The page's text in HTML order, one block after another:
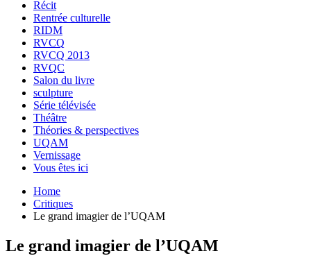
Récit
Rentrée culturelle
RIDM
RVCQ
RVCQ 2013
RVQC
Salon du livre
sculpture
Série télévisée
Théâtre
Théories & perspectives
UQAM
Vernissage
Vous êtes ici
Home
Critiques
Le grand imagier de l’UQAM
Le grand imagier de l’UQAM